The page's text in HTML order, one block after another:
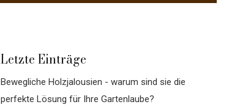
Letzte Einträge
Bewegliche Holzjalousien - warum sind sie die
perfekte Lösung für Ihre Gartenlaube?